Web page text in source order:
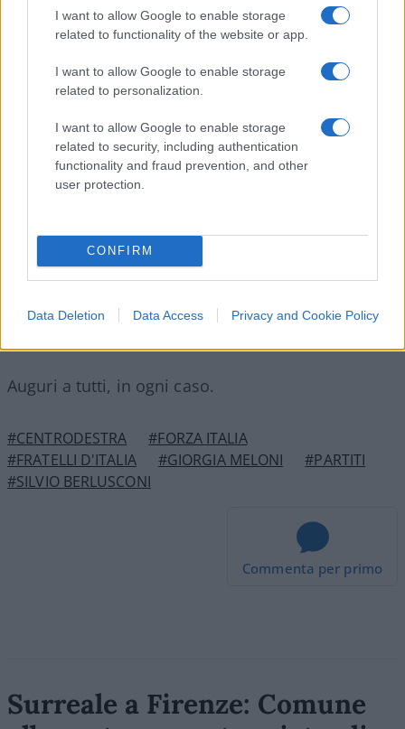
I want to allow Google to enable storage
related to functionality of the website or app.
I want to allow Google to enable storage
related to personalization.
I want to allow Google to enable storage
related to security, including authentication
functionality and fraud prevention, and other
user protection.
CONFIRM
Data Deletion Data Access Privacy and Cookie Policy
centrosinistra, in un logica “macroniana” e pro-Ue.
O, come a me parrebbe molto più ragionevole, il
tentativo di organizzare un completamento,
un’integrazione (in senso liberale, atlantista, pro
leghista, accettando la leadership di Salvini, ma
provando a fornire anche un’opzione culturale
diversa. Questa seconda strada richiede respiro,
molto diverso da operazioni di piccolo cabotaggio,
avendo soltanto in mente maggio 2019, i mini-
equilibri delle circoscrizioni elettorali, i conticini
delle preferenze, e così via.
Auguri a tutti, in ogni caso.
#CENTRODESTRA
#FORZA ITALIA
#FRATELLI D'ITALIA
#GIORGIA MELONI
#PARTITI
#SILVIO BERLUSCONI
Commenta per primo
Surreale a Firenze: Comune